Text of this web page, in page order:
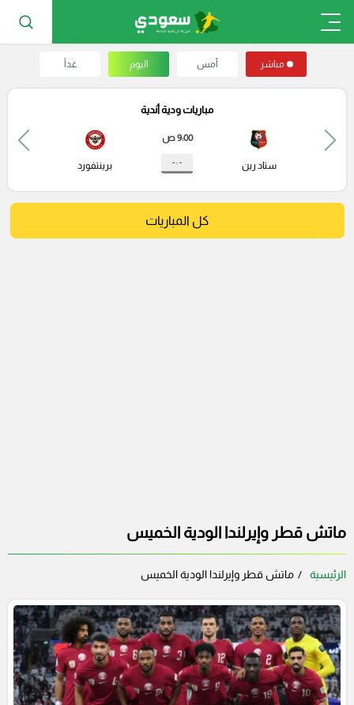
مباشر أمس اليوم غداً
مباريات ودية أندية
ستاد رين
9:00 ص
- : - برينتفورد
كل المباريات
ماتش قطر وإيرلندا الودية الخميس
الرئيسية ماتش قطر وإيرلندا الودية الخميس